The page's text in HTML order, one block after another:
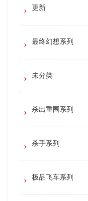
更新
最终幻想系列
未分类
杀出重围系列
杀手系列
极品飞车系列